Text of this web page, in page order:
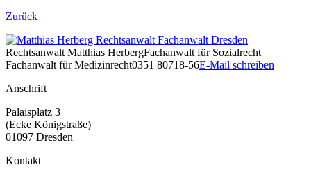
Zurück
Rechtsanwalt Matthias HerbergFachanwalt für Sozialrecht
Fachanwalt für Medizinrecht0351 80718-56E-Mail schreiben
Anschrift
Palaisplatz 3
(Ecke Königstraße)
01097 Dresden
Kontakt